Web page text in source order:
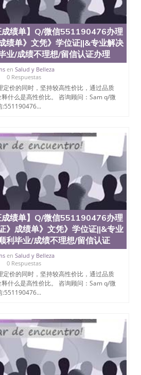
绩单】Q/微信551190476办理
绩单》文凭》学位证||&专业解决
业/成绩不理想/留信认证办理
en Salud y Belleza
0 Respuestas
定价的同时，坚持较高性价比，通过品质
什么是高性价比。 咨询顾问：Sam q/微
:551190476...
绩单】Q/微信551190476办理
》成绩单》文凭》学位证||&专业
利毕业/成绩不理想/留信认证
en Salud y Belleza
0 Respuestas
定价的同时，坚持较高性价比，通过品质
什么是高性价比。 咨询顾问：Sam q/微
:551190476...